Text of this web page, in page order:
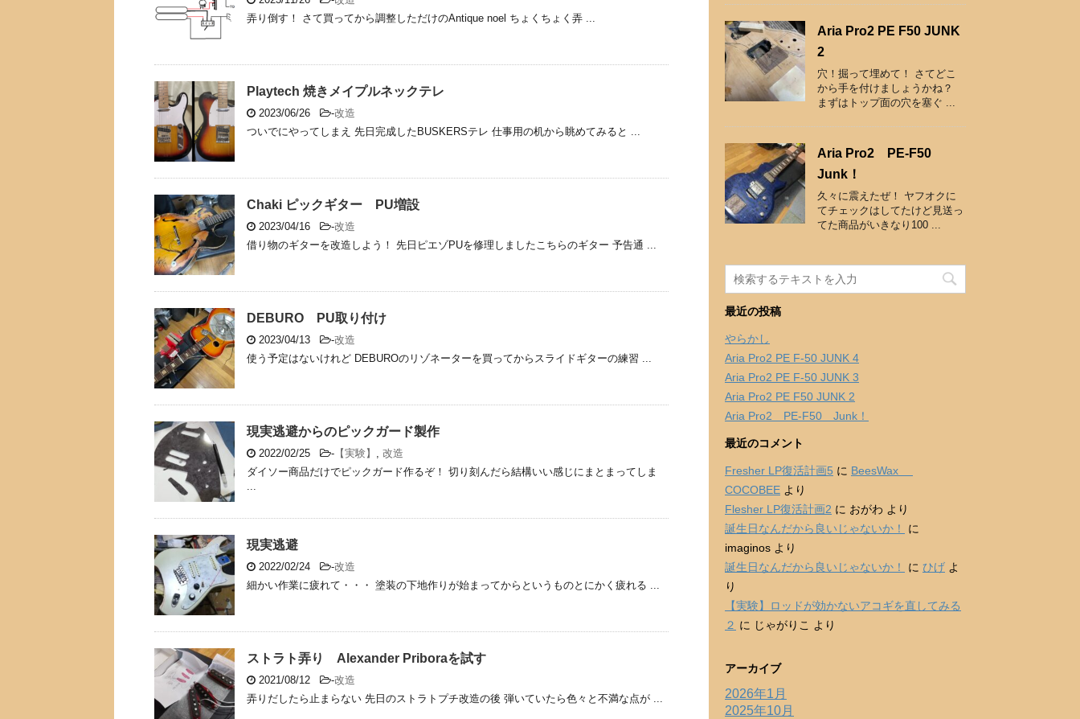
弄り倒す！ さて買ってから調整しただけのAntique noel ちょくちょく弄 ...
Playtech 焼きメイプルネックテレ
2023/06/26 -改造
ついでにやってしまえ 先日完成したBUSKERSテレ 仕事用の机から眺めてみると ...
Chaki ピックギター PU増設
2023/04/16 -改造
借り物のギターを改造しよう！ 先日ピエゾPUを修理しましたこちらのギター 予告通 ...
DEBURO PU取り付け
2023/04/13 -改造
使う予定はないけれど DEBUROのリゾネーターを買ってからスライドギターの練習 ...
現実逃避からのピックガード製作
2022/02/25 - 【実験】 , 改造
ダイソー商品だけでピックガード作るぞ！ 切り刻んだら結構いい感じにまとまってしま
...
現実逃避
2022/02/24 -改造
細かい作業に疲れて・・・ 塗装の下地作りが始まってからというものとにかく疲れる ...
ストラト弄り Alexander Priboraを試す
2021/08/12 -改造
弄りだしたら止まらない 先日のストラトプチ改造の後 弾いていたら色々と不満な点が ...
Aria Pro2 PE F50 JUNK
2
穴！掘って埋めて！ さてどこ
から手を付けましょうかね？
まずはトップ面の穴を塞ぐ ...
Aria Pro2 PE-F50
Junk！
久々に震えたぜ！ ヤフオクに
てチェックはしてたけど見送っ
てた商品がいきなり100 ...
最近の投稿
やらかし
Aria Pro2 PE F-50 JUNK 4
Aria Pro2 PE F-50 JUNK 3
Aria Pro2 PE F50 JUNK 2
Aria Pro2 PE-F50 Junk！
最近のコメント
Fresher LP復活計画5 に BeesWax
COCOBEE より
Flesher LP復活計画2 に おがわ より
誕生日なんだから良いじゃないか！
に
imaginos より
誕生日なんだから良いじゃないか！
に ひげ よ
り
【実験】ロッドが効かないアコギを直してみる
２ に じゃがりこ より
アーカイブ
2026年1月
2025年10月